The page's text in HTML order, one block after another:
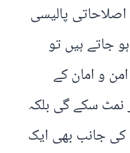
پالیسی
جاتے ہیں تو
و امان کے
نمٹ سکے گی بلکہ
کی جانب بھی ایک